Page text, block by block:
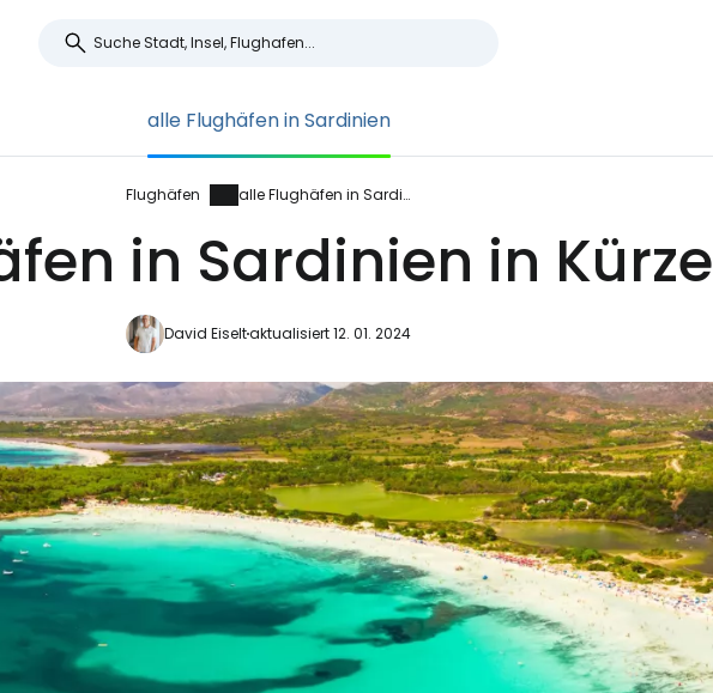
alle Flughäfen in Sardinien
Flughäfen alle Flughäfen in Sardinien
in Sardinien in Kürze
David Eiseltaktualisiert 12. 01. 2024